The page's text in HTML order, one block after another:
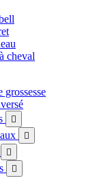
cheval



